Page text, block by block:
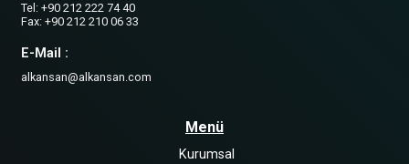
Tel: +90 212 222 74 40
Fax: +90 212 210 06 33
E-Mail :
alkansan@alkansan.com
Menü
Kurumsal